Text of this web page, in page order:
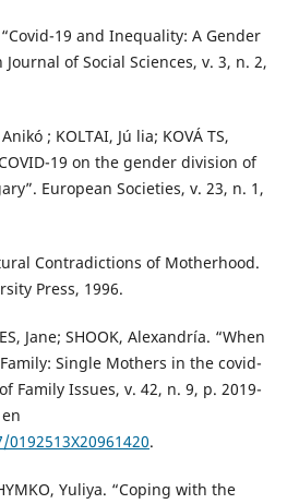
19 and Inequality: A Gender
of Social Sciences, v. 3, n. 2,
; KOLTAI, Jú lia; KOVÁ TS,
19 on the gender division of
European Societies, v. 23, n. 1,
Contradictions of Motherhood.
Press, 1996.
Jane; SHOOK, Alexandría. “When
Single Mothers in the covid-
Family Issues, v. 42, n. 9, p. 2019-
.
Yuliya. “Coping with the